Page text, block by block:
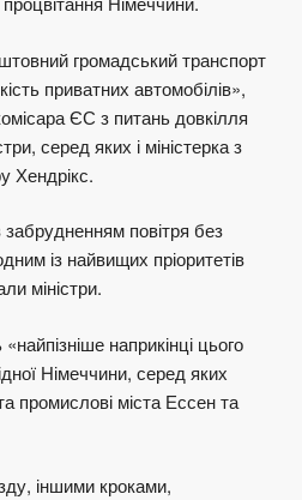
громадський транспорт
приватних автомобілів»,
ЄС з питань довкілля
серед яких і міністерка з
Хендрікс.
повітря без
із найвищих пріоритетів
міністри.
наприкінці цього
Німеччини, серед яких
промислові міста Ессен та
іншими кроками,